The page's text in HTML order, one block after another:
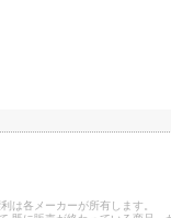
は各メーカーが所有します。